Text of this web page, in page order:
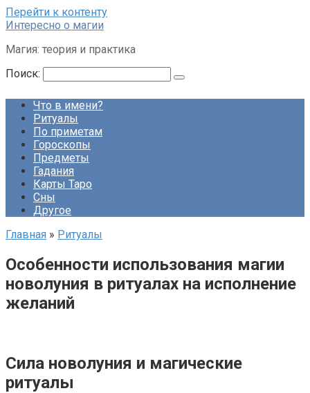
Перейти к контенту
Интересно о магии
Магия: теория и практика
Поиск:
Что в имени?
Ритуалы
По приметам
Гороскопы
Предметы
Гадания
Карты Таро
Сны
Другое
Главная » Ритуалы
Особенности использования магии
новолуния в ритуалах на исполнение
желаний
Сила новолуния и магические
ритуалы